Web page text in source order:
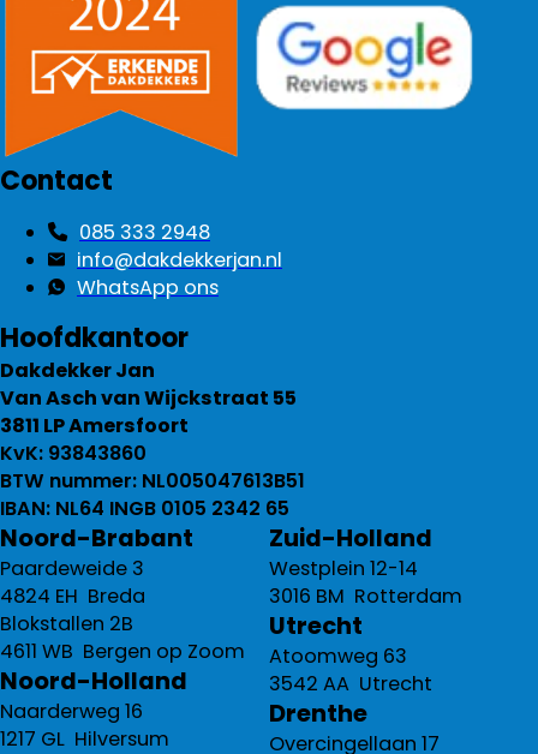
Contact
085 333 2948
info@dakdekkerjan.nl
WhatsApp ons
Hoofdkantoor
Dakdekker Jan
Van Asch van Wijckstraat 55
3811 LP Amersfoort
KvK: 93843860
BTW nummer: NL005047613B51
IBAN: NL64 INGB 0105 2342 65
Noord-Brabant
Paardeweide 3
4824 EH Breda
Blokstallen 2B
4611 WB Bergen op Zoom
Noord-Holland
Naarderweg 16
1217 GL Hilversum
Zuid-Holland
Westplein 12-14
3016 BM Rotterdam
Utrecht
Atoomweg 63
3542 AA Utrecht
Drenthe
Overcingellaan 17